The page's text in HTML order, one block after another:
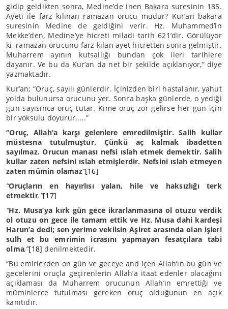
gidip geldikten sonra, Medine’de inen Bakara suresinin 185.
Ayeti ile farz kılınan ramazan orucu mudur? Kur’an bakara
suresinin Medine de geldiğini verir. Hz. Muhammed’in
Mekke’den, Medine’ye hicreti miladi tarih 621’dir. Görülüyor
ki, ramazan orucunu farz kılan ayet hicretten sonra gelmiştir.
Muharrem ayının kutsallığı bundan çok ileri tarihlere
dayanır. Ve bu da Kur’an da net bir şekilde açıklanıyor,” diye
yazmaktadır.
Kur’an; “Oruç, sayılı günlerdir. İçinizden biri hastalanır, yahut
yolda bulunursa orucunu yer. Sonra başka günlerde, o yediği
gün sayısınca oruç tutar. Kime oruç zor gelirse her gün için
bir yoksulu doyurur.....”
“Oruç, Allah’a karşı gelenlere emredilmiştir. Salih kullar
müstesna tutulmuştur. Çünkü aç kalmak ibadetten
sayılmaz. Orucun manası nefsi ıslah etmek demektir. Salih
kullar zaten nefsini ıslah etmişlerdir. Nefsini ıslah etmeyen
zaten mümin olamaz”[16]
“Oruçların en hayırlısı yalan, hile ve haksızlığı terk
etmektir.”[17]
“Hz. Musa’ya kırk gün gece ikrarlanmasına ol otuzu verdik
ol otuzu on gece ile tamam ettik ve Hz. Musa dahi kardeşi
Harun’a dedi; sen yerime vekilsin Aşiret arasında olan işleri
sulh et bu emrimin icrasını yapmayan fesatçılara tabi
olma,”[18] denilmektedir.
“Bu emirlerden on gün ve geceye and içen Allah’ın bu gün ve
gecelerini oruçla geçirenlerin Allah’a itaat edenler olacağını
açıklaması da Muharrem orucunun Allah’ın emrettiği ve
müminlerce tutulması gereken oruç olduğunun en açık
kanıtıdır.